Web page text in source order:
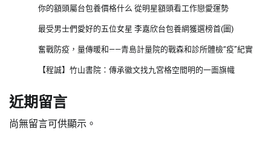
你的額頭屬台包養價格什么 從明星額頭看工作戀愛運勢
最受男士們愛好的五位女星 李嘉欣台包養網獲選榜首(圖)
奮戰防疫，量傳暖和——青島計量院的戰森和診所體檢“疫”紀實
【程誠】竹山書院：傳承徽文找九宮格空間明的一面旗幟
近期留言
尚無留言可供顯示。